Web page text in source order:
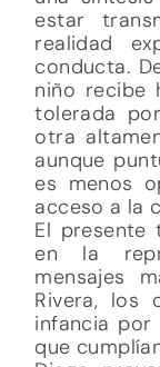
estar
realidad
conducta.
niño recibe
tolerada
otra
aunque
es menos
acceso a la
El presente
en la
mensajes
Rivera, los
infancia
que